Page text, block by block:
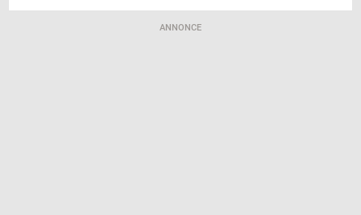
ANNONCE